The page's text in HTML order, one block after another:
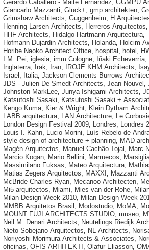
Gerardo Caballero - Maite Fernández, GGMPU
Giancarlo Mazzanti, Gluck+, gmp architekten,
Grimshaw Architects, Guggenheim, H
Henning Larsen Architects, Herreros Arquitectos,
HHF Architects, Hidalgo-Hartmann Arquitectura,
Hofmann Dujardin Architects, Holanda, Holcim
Horibe Naoko Architect Office, hospital , hotel ,
I.M. Pei, iglesia, imm Cologne, Iñaki Echeverría,
Inglaterra, Irak, Iran, IROJE KHM Architects,
Israel , Italia, Jackson Clements Burrows
JDS - Julien De Smedt Architects, Jean Nouvel ,
Johnston MarkLee, Junya Ishigami Architects,
Katsutoshi Sasaki, Katsutoshi Sasaki +
Kengo Kuma, Kier & Wright, Klein Dytham
LABB arquitectura, LAN Architecture, Le
London Design Festival 2009, Londres, Londres
Louis I. Kahn, Lucio Morini, Luís Rebelo de
style design of architecture + planning, MAD
Magén Arquitectos, Manuel Cachão Tojal , Marc
Marcio Kogan, Mario Bellini, Marruecos,
Massimilano Fuksas, Mateo Arquitectura,
Matias Zegers Arquitectos, MAXXI , Mazzanti
McBride Charles Ryan, Mecanoo Architecten,
Mi5 arquitectos, Miami, Mies van der Rohe,
Milan Design Week 2010, Milan Design Week
MMBB Arquitetos Brasil , Modostudio, MoMA,
MOUNT FUJI ARCHITECTS STUDIO, museo,
Neil M. Denari Architects, Neutelings Riedijk
Nieto Sobejano Arquitectos, NL Architects,
Noriyoshi Morimura Architects & Associates,
oficinas, OFIS ARHITEKTI , Olafur Eliasson,